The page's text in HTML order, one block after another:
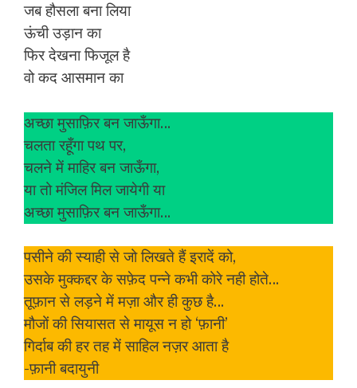
जब हौसला बना लिया
ऊंची उड़ान का
फिर देखना फिजूल है
वो कद आसमान का
अच्छा मुसाफ़िर बन जाऊँगा…
चलता रहूँगा पथ पर,
चलने में माहिर बन जाऊँगा,
या तो मंजिल मिल जायेगी या
अच्छा मुसाफ़िर बन जाऊँगा…
पसीने की स्याही से जो लिखते हैं इरादें को,
उसके मुक्कद्दर के सफ़ेद पन्ने कभी कोरे नही होते…
तूफ़ान से लड़ने में मज़ा और ही कुछ है…
मौजों की सियासत से मायूस न हो ‘फ़ानी’
गिर्दाब की हर तह में साहिल नज़र आता है
-फ़ानी बदायुनी